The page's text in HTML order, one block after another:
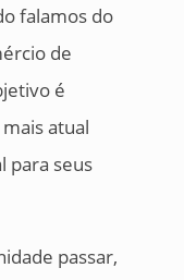
falamos do
de
é
atual
para seus
passar,